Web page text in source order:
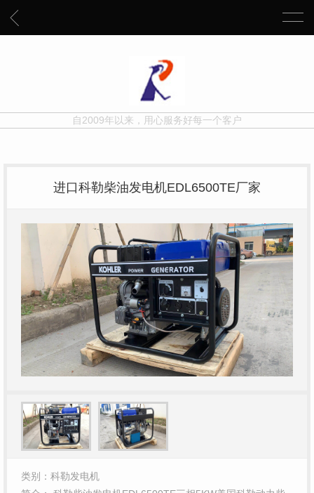
自2009年以来，用心服务好每一个客户
进口科勒柴油发电机EDL6500TE厂家
类别：科勒发电机